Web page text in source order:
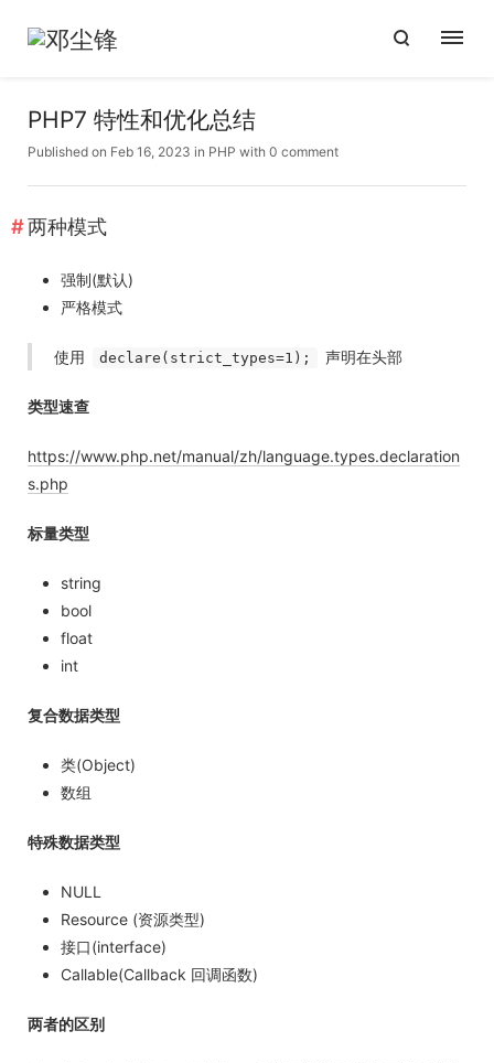
PHP7 特性和优化总结
Published on Feb 16, 2023 in PHP with 0 comment
两种模式
强制(默认)
严格模式
使用 declare(strict_types=1); 声明在头部
类型速查
https://www.php.net/manual/zh/language.types.declaration
s.php
标量类型
string
bool
float
int
复合数据类型
类(Object)
数组
特殊数据类型
NULL
Resource (资源类型)
接口(interface)
Callable(Callback 回调函数)
两者的区别